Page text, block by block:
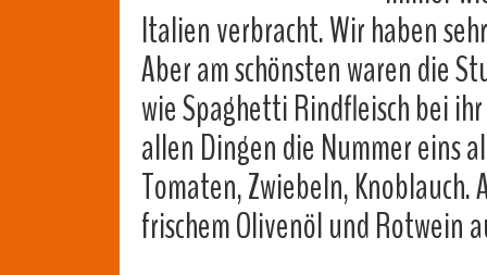
Italien verbracht. Wir haben
Aber am schönsten waren die
wie Spaghetti Rindfleisch bei
allen Dingen die Nummer eins
Tomaten, Zwiebeln,
frischem Olivenöl und Rotwein